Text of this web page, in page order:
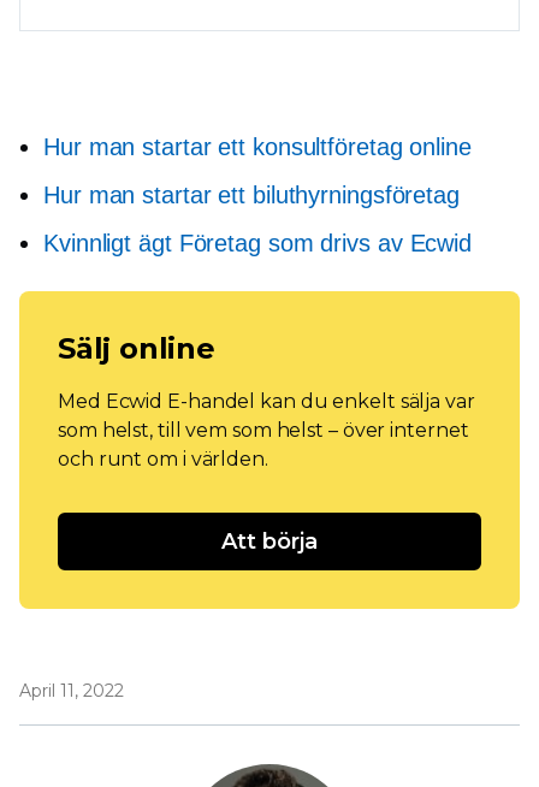
Hur man startar ett konsultföretag online
Hur man startar ett biluthyrningsföretag
Kvinnligt ägtFöretag som drivs av Ecwid
Sälj online
Med Ecwid E-handel kan du enkelt sälja var
som helst, till vem som helst – över internet
och runt om i världen.
Att börja
April 11, 2022